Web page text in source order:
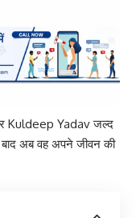
Kuldeep Yadav जल्द
अब वह अपने जीवन की